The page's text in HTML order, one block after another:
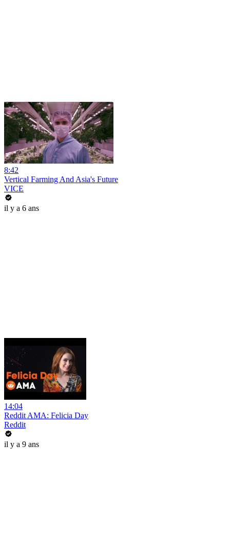
8:42
Vertical Farming And Asia's Future
VICE
il y a 6 ans
14:04
Reddit AMA: Felicia Day
Reddit
il y a 9 ans